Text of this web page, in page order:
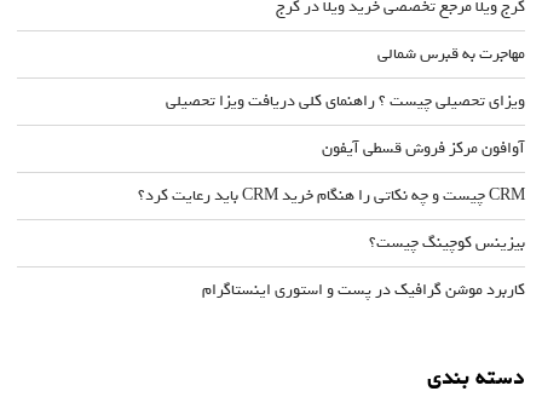
کرج ویلا مرجع تخصصی خرید ویلا در کرج
مهاجرت به قبرس شمالی
ویزای تحصیلی چیست ؟ راهنمای کلی دریافت ویزا تحصیلی
آوافون مرکز فروش قسطی آیفون
CRM چیست و چه نکاتی را هنگام خرید CRM باید رعایت کرد؟
بیزینس کوچینگ چیست؟
کاربرد موشن گرافیک در پست و استوری اینستاگرام
دسته بندی